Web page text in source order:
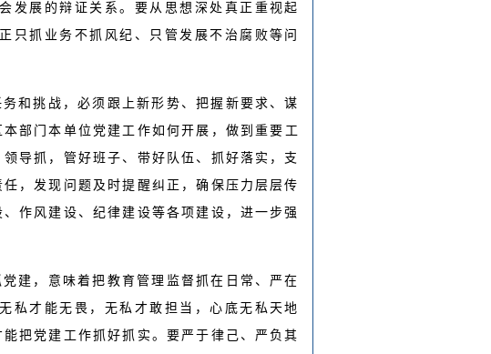
发展的辩证关系。要从思想深处真正重视起
只抓业务不抓风纪、只管发展不治腐败等问
和挑战，必须跟上新形势、把握新要求、谋
部门本单位党建工作如何开展，做到重要工
导抓，管好班子、带好队伍、抓好落实，支
，发现问题及时提醒纠正，确保压力层层传
作风建设、纪律建设等各项建设，进一步强
建，意味着把教育管理监督抓在日常、严在
私才能无畏，无私才敢担当，心底无私天地
把党建工作抓好抓实。要严于律己、严负其